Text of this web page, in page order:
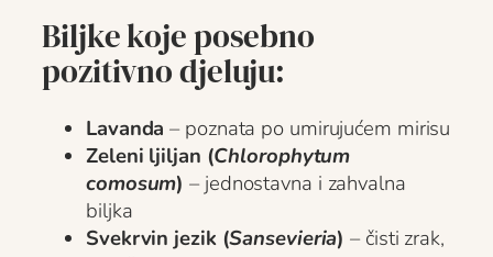
Biljke koje posebno
pozitivno djeluju:
Lavanda – poznata po umirujućem mirisu
Zeleni ljiljan (Chlorophytum
comosum) – jednostavna i zahvalna
biljka
Svekrvin jezik (Sansevieria) – čisti zrak,